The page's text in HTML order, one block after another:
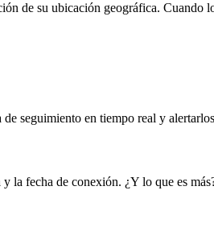
de su ubicación geográfica. Cuando
seguimiento en tiempo real y
fecha de conexión. ¿Y lo que es